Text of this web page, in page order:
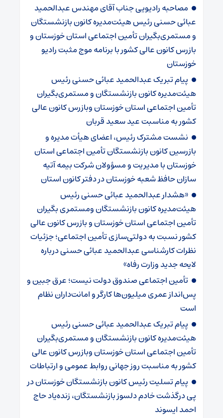
مصاحبه رادیویی جناب آقای مهندس عبدالحمید
عبائی حسنی رئیس هیئت‌مدیره کانون بازنشستگان
و مستمری‌بگیران تأمین اجتماعی استان خوزستان و
بازرس کانون عالی کشور با برنامه موج مثبت رادیو
خوزستان
پیام تبریک عبدالحمید عبائی حسنی رئیس
هیئت‌مدیره کانون بازنشستگان و مستمری‌بگیران
تأمین اجتماعی استان خوزستان وبازرس کانون عالی
کشور به مناسبت عید سعید قربان
نشست مشترک رئیس، اعضای هیأت مدیره و
بازرسین کانون بازنشستگان تأمین اجتماعی استان
خوزستان با مدیریت و مسؤولان شرکت بیمه آتیه
سازان حافظ شعبه خوزستان در دفتر کانون استان
«هشدار عبدالحمید عبائی حسنی رئیس
هیئت‌مدیره کانون بازنشستگان ومستمری بگیران
تأمین اجتماعی استان خوزستان و بازرس کانون عالی
کشور نسبت به دولتی‌سازی تأمین اجتماعی؛ جزئیات
نظرات کارشناسی عبدالحمید عبائی حسنی درباره
لایحه جدید وزارت رفاه»
تأمین اجتماعی صندوق دولت نیست؛ عرق جبین و
پس‌انداز عمری میلیون‌ها کارگر و امانت‌داران نظام
است
پیام تبریک عبدالحمید عبائی حسنی رئیس
هیئت‌مدیره کانون بازنشستگان و مستمری‌بگیران
تأمین اجتماعی استان خوزستان وبازرس کانون عالی
کشور به مناسبت روز جهانی روابط عمومی و ارتباطات
پیام تسلیت رئیس کانون بازنشستگان خوزستان در
پی درگذشت خادم دلسوز بازنشستگان، زنده‌یاد حاج
احمد ایسوند